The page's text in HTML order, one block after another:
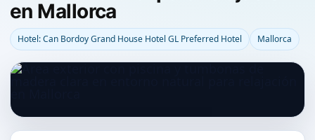
en Mallorca
Hotel: Can Bordoy Grand House Hotel GL Preferred Hotel Mallorca